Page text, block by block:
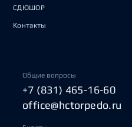
СДЮШОР
Контакты
Общие вопросы
+7 (831) 465-16-60
office@hctorpedo.ru